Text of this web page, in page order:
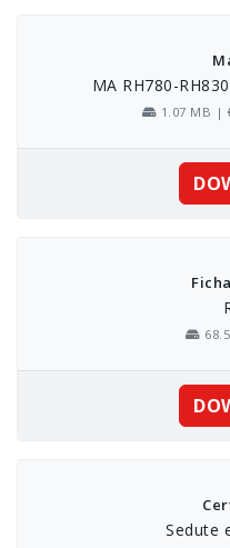
MA RH780-
1.07 MB |
Sedute